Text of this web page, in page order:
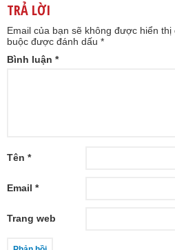
TRẢ LỜI
Email của bạn sẽ không được hiển thị
buộc được đánh dấu *
Bình luận *
Tên *
Email *
Trang web